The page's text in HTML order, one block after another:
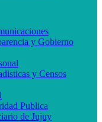
y Gobierno
y Censos
Publica
de Jujuy